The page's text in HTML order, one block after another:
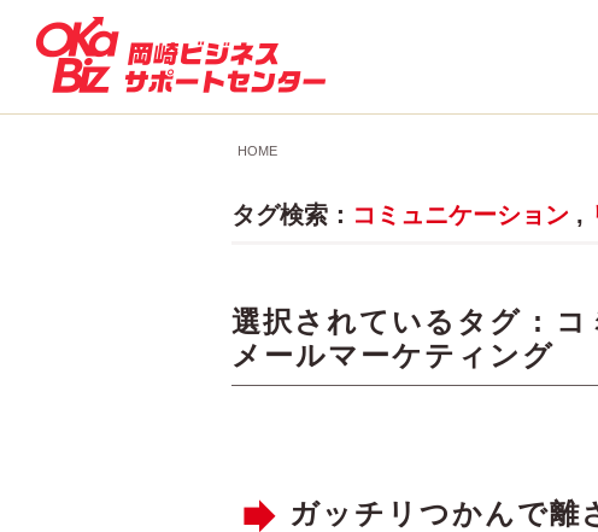
HOME
タグ検索： コミュニケーション ,
選択されているタグ : コ
メールマーケティング
ガッチリつかんで離